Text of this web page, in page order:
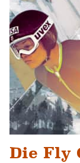
Die Fly